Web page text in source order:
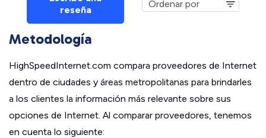
reseña
Metodología
HighSpeedInternet.com compara proveedores de Internet
dentro de ciudades y áreas metropolitanas para brindarles
a los clientes la información más relevante sobre sus
opciones de Internet. Al comparar proveedores, tenemos
en cuenta lo siguiente: